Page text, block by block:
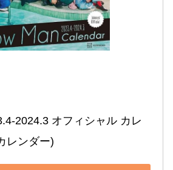
2024.3 オフィシャル カレ
レンダー)